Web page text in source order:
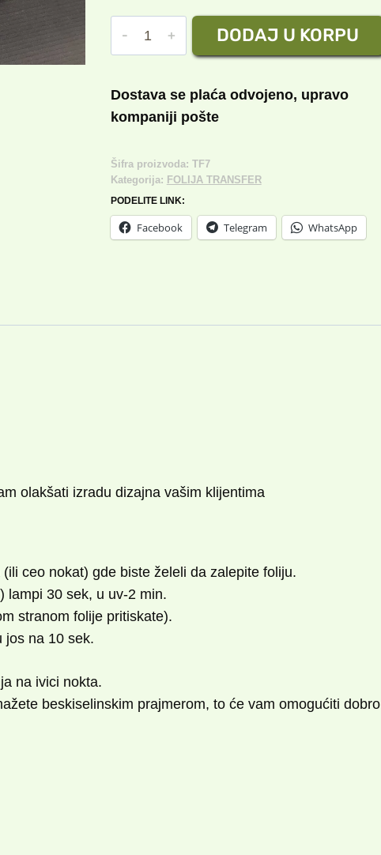
TRANSFER
7
količina
DODAJ U KORPU
Dostava se plaća odvojeno, upravo
kompaniji pošte
Šifra proizvoda: TF7
Kategorija: FOLIJA TRANSFER
PODELITE LINK:
Facebook Telegram WhatsApp
olakšati izradu dizajna vašim klijentima
ceo nokat) gde biste želeli da zalepite foliju.
lampi 30 sek, u uv-2 min.
stranom folije pritiskate).
jos na 10 sek.
na ivici nokta.
beskiselinskim prajmerom, to će vam omogućiti dobro